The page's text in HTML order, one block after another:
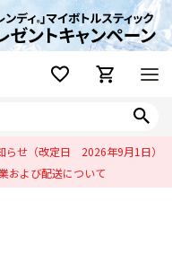
せ（改定日 2026年9月1日）
および配送について